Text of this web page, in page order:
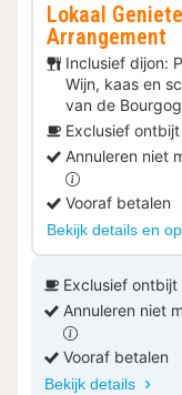
Lokaal
Arrangement
Inclusief dijon:
Wijn, kaas en
van de
Exclusief ontbijt
Annuleren niet
Vooraf betalen
Bekijk details en
Exclusief ontbijt
Annuleren niet
Vooraf betalen
Bekijk details